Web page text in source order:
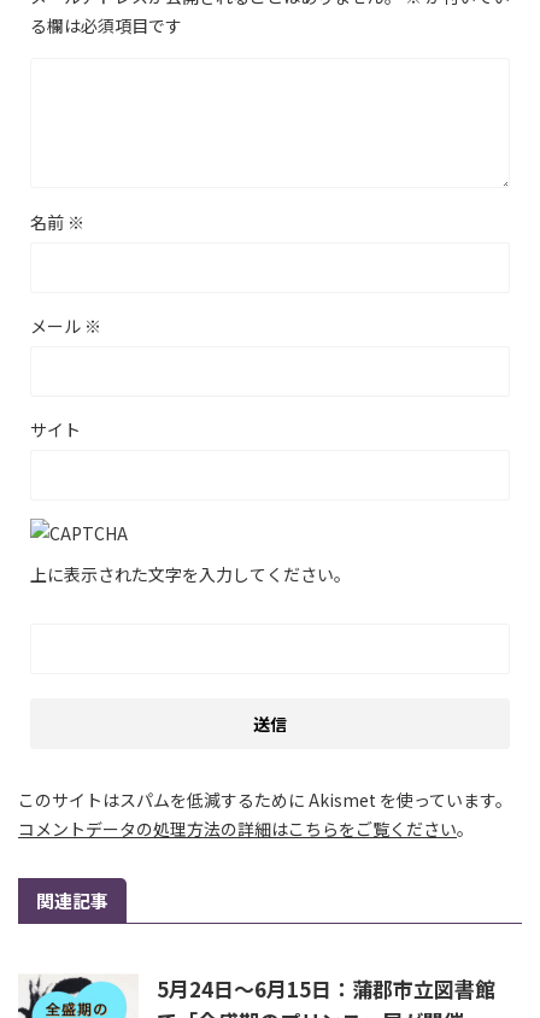
る欄は必須項目です
名前 ※
メール ※
サイト
上に表示された文字を入力してください。
このサイトはスパムを低減するために Akismet を使っています。
コメントデータの処理方法の詳細はこちらをご覧ください。
関連記事
5月24日～6月15日：蒲郡市立図書館